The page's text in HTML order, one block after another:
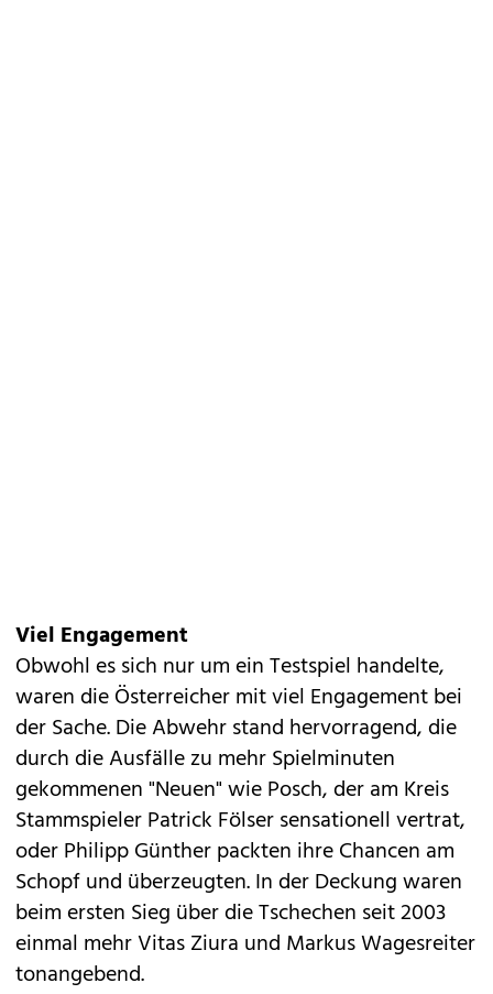
Viel Engagement
Obwohl es sich nur um ein Testspiel handelte,
waren die Österreicher mit viel Engagement bei
der Sache. Die Abwehr stand hervorragend, die
durch die Ausfälle zu mehr Spielminuten
gekommenen "Neuen" wie Posch, der am Kreis
Stammspieler Patrick Fölser sensationell vertrat,
oder Philipp Günther packten ihre Chancen am
Schopf und überzeugten. In der Deckung waren
beim ersten Sieg über die Tschechen seit 2003
einmal mehr Vitas Ziura und Markus Wagesreiter
tonangebend.